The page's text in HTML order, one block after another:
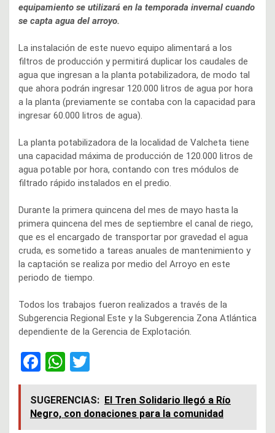
equipamiento se utilizará en la temporada invernal cuando
se capta agua del arroyo.
La instalación de este nuevo equipo alimentará a los
filtros de producción y permitirá duplicar los caudales de
agua que ingresan a la planta potabilizadora, de modo tal
que ahora podrán ingresar 120.000 litros de agua por hora
a la planta (previamente se contaba con la capacidad para
ingresar 60.000 litros de agua).
La planta potabilizadora de la localidad de Valcheta tiene
una capacidad máxima de producción de 120.000 litros de
agua potable por hora, contando con tres módulos de
filtrado rápido instalados en el predio.
Durante la primera quincena del mes de mayo hasta la
primera quincena del mes de septiembre el canal de riego,
que es el encargado de transportar por gravedad el agua
cruda, es sometido a tareas anuales de mantenimiento y
la captación se realiza por medio del Arroyo en este
periodo de tiempo.
Todos los trabajos fueron realizados a través de la
Subgerencia Regional Este y la Subgerencia Zona Atlántica
dependiente de la Gerencia de Explotación.
F
a
ce
b
W
h
at
s
wi
tt
er
SUGERENCIAS: El Tren Solidario llegó a Río
Negro, con donaciones para la comunidad